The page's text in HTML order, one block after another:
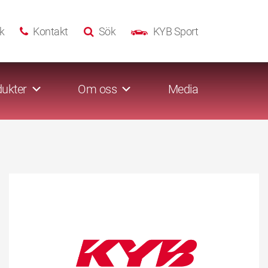
KYB Sport
Sök
Kontakt
Om oss Media